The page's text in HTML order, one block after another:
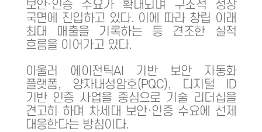
보안·인증 수요가 확대되며 구조적 성장
국면에 진입하고 있다. 이에 따라 창립 이래
최대 매출을 기록하는 등 견조한 실적
흐름을 이어가고 있다.
아울러 에이전틱AI 기반 보안 자동화
플랫폼, 양자내성암호(PQC), 디지털 ID
기반 인증 사업을 중심으로 기술 리더십을
견고히 하며 차세대 보안·인증 수요에 선제
대응한다는 방침이다.